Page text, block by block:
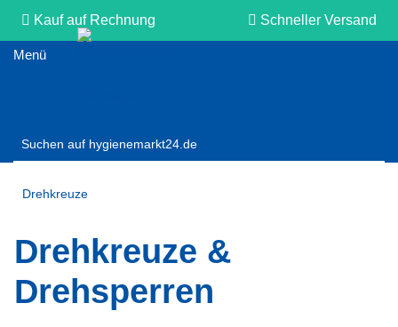
Kauf auf Rechnung Schneller Versand
Drehkreuze
Drehkreuze &
Drehsperren